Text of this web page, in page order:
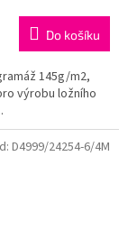
Do košíku
145g/m2,
výrobu ložního
D4999/24254-6/4M